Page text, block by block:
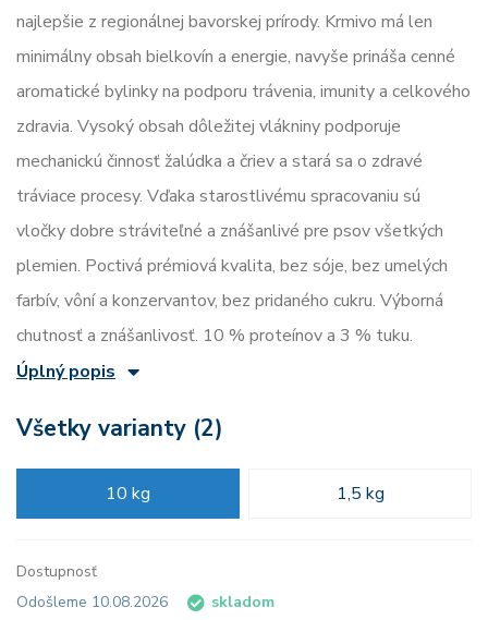
najlepšie z regionálnej bavorskej prírody. Krmivo má len
minimálny obsah bielkovín a energie, navyše prináša cenné
aromatické bylinky na podporu trávenia, imunity a celkového
zdravia. Vysoký obsah dôležitej vlákniny podporuje
mechanickú činnosť žalúdka a čriev a stará sa o zdravé
tráviace procesy. Vďaka starostlivému spracovaniu sú
vločky dobre stráviteľné a znášanlivé pre psov všetkých
plemien. Poctivá prémiová kvalita, bez sóje, bez umelých
farbív, vôní a konzervantov, bez pridaného cukru. Výborná
chutnosť a znášanlivosť. 10 % proteínov a 3 % tuku.
Úplný popis
Všetky varianty (2)
10 kg 1,5 kg
Dostupnosť
Odošleme 10.08.2026
skladom